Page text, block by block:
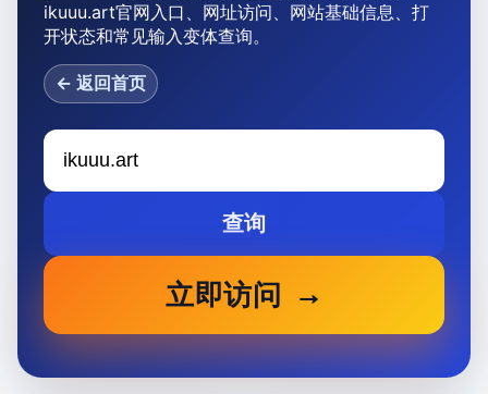
ikuuu.art官网入口、网址访问、网站基础信息、打
开状态和常见输入变体查询。
← 返回首页
查询
立即访问